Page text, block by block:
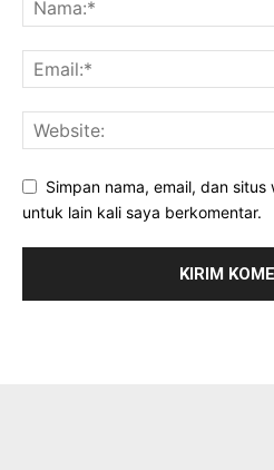
Simpan nama, email, dan
untuk lain kali saya berkomentar.